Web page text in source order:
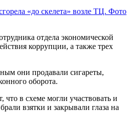
«до скелета» возле ТЦ. Фото
отдела экономической
коррупции, а также трех
они продавали сигареты,
оборота.
что в схеме могли участвовать и
взятки и закрывали глаза на